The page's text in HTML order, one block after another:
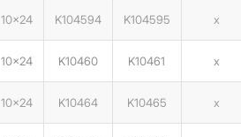
10×24 K104594 K104595 x
10×24 K10460 K10461 x
10×24 K10464 K10465 x